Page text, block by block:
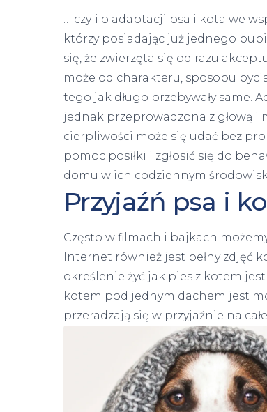
… czyli o adaptacji psa i kota we
którzy posiadając już jednego
się, że zwierzęta się od razu
może od charakteru, sposobu
tego jak długo przebywały same.
jednak przeprowadzona z głową i
cierpliwości może się udać bez
pomoc posiłki i zgłosić się do
domu w ich codziennym
Przyjaźń psa i
Często w filmach i bajkach
Internet również jest pełny zdjęć
określenie żyć jak pies z kotem
kotem pod jednym dachem jest
przeradzają się w przyjaźnie na całe